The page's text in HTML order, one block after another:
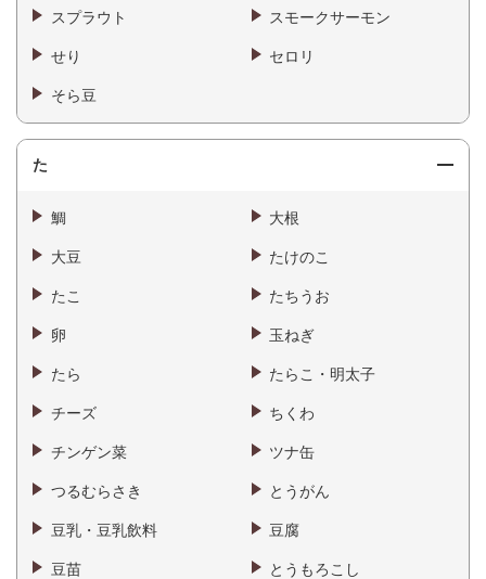
スプラウト スモークサーモン
せり セロリ
そら豆
た
鯛 大根
大豆 たけのこ
たこ たちうお
卵 玉ねぎ
たら たらこ・明太子
チーズ ちくわ
チンゲン菜 ツナ缶
つるむらさき とうがん
豆乳・豆乳飲料 豆腐
豆苗 とうもろこし